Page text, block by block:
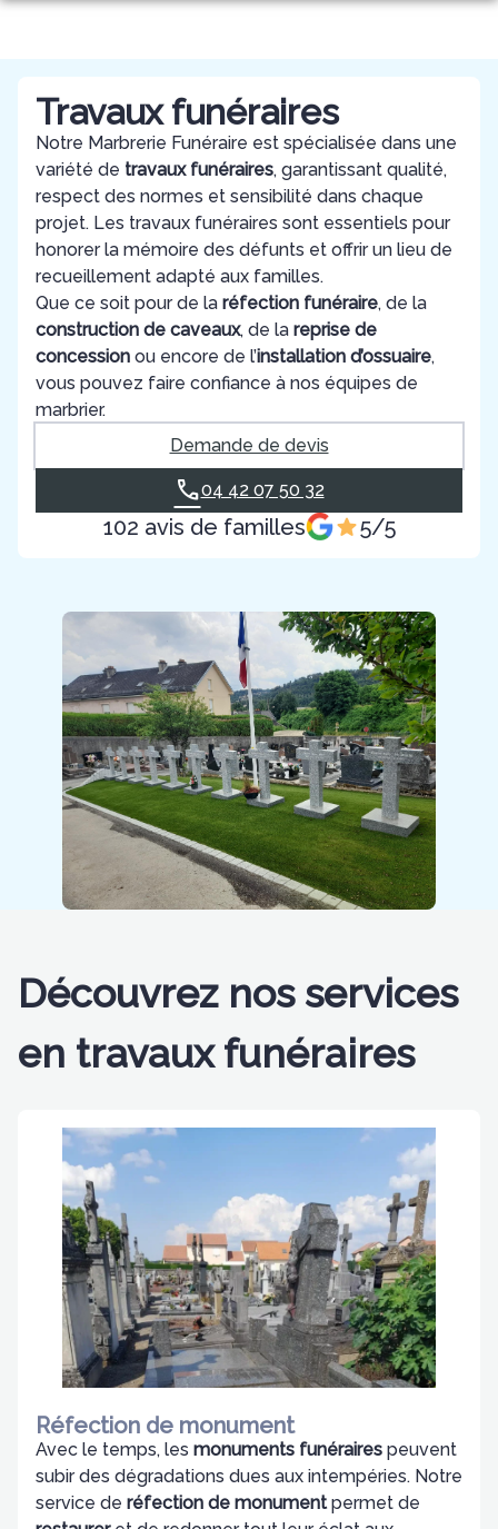
Aller
PRÉVOIR SES OBSÈQUES
MONUMENTS FUNÉRAIRES
SERVICES AUX FAMILLES
RÉALISATIONS MARBRERIE
NETTOYAGE DE MONUMENT
ESPACES HOMMAGES
PLAQUES OBSÈQUES
NOTRE AGENCE
Travaux funéraires
Notre Marbrerie Funéraire est spécialisée dans une
variété de travaux funéraires, garantissant qualité,
respect des normes et sensibilité dans chaque
projet. Les travaux funéraires sont essentiels pour
honorer la mémoire des défunts et offrir un lieu de
recueillement adapté aux familles.
Que ce soit pour de la réfection funéraire, de la
construction de caveaux, de la reprise de
concession ou encore de l’installation d’ossuaire,
vous pouvez faire confiance à nos équipes de
marbrier.
Demande de devis
04 42 07 50 32
102 avis de familles 5/5
Découvrez nos services
en travaux funéraires
Réfection de monument
Avec le temps, les monuments funéraires peuvent
subir des dégradations dues aux intempéries. Notre
service de réfection de monumentpermet de